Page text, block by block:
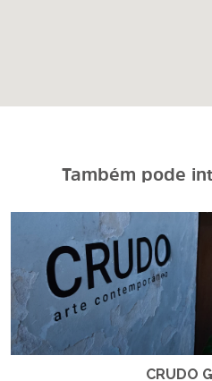
Também pode
CRUDO